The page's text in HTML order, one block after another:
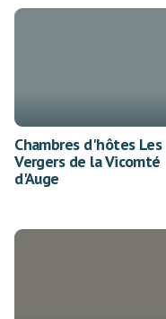
Chambres d'hôtes Les
Vergers de la Vicomté
d'Auge